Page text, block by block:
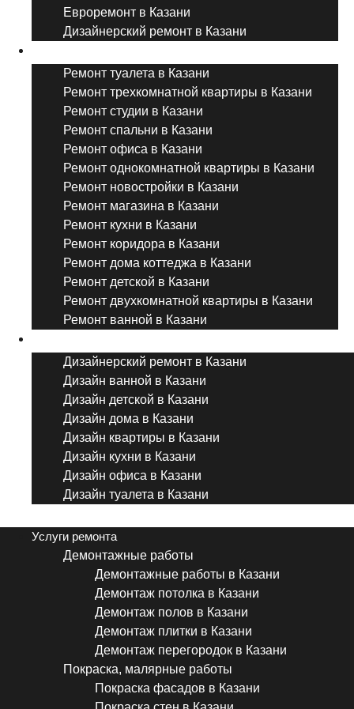
Евроремонт в Казани
Дизайнерский ремонт в Казани
Ремонт туалета в Казани
Ремонт трехкомнатной квартиры в Казани
Ремонт студии в Казани
Ремонт спальни в Казани
Ремонт офиса в Казани
Ремонт однокомнатной квартиры в Казани
Ремонт новостройки в Казани
Ремонт магазина в Казани
Ремонт кухни в Казани
Ремонт коридора в Казани
Ремонт дома коттеджа в Казани
Ремонт детской в Казани
Ремонт двухкомнатной квартиры в Казани
Ремонт ванной в Казани
Дизайнерский ремонт в Казани
Дизайн ванной в Казани
Дизайн детской в Казани
Дизайн дома в Казани
Дизайн квартиры в Казани
Дизайн кухни в Казани
Дизайн офиса в Казани
Дизайн туалета в Казани
Услуги ремонта
Демонтажные работы
Демонтажные работы в Казани
Демонтаж потолка в Казани
Демонтаж полов в Казани
Демонтаж плитки в Казани
Демонтаж перегородок в Казани
Покраска, малярные работы
Покраска фасадов в Казани